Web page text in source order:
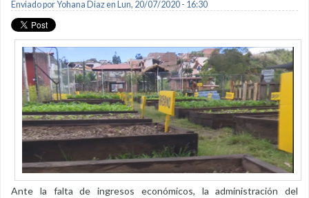
Enviado porYohana Diazen Lun, 20/07/2020 - 16:30
Ante la falta de ingresos económicos, la administración del